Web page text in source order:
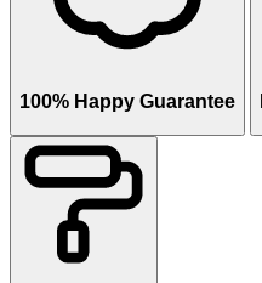
100% Happy Guarantee